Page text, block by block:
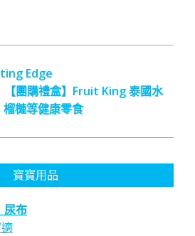
Edge
【團購禮盒】Fruit King 泰國水
槤等健康零食
寶寶用品
尿布